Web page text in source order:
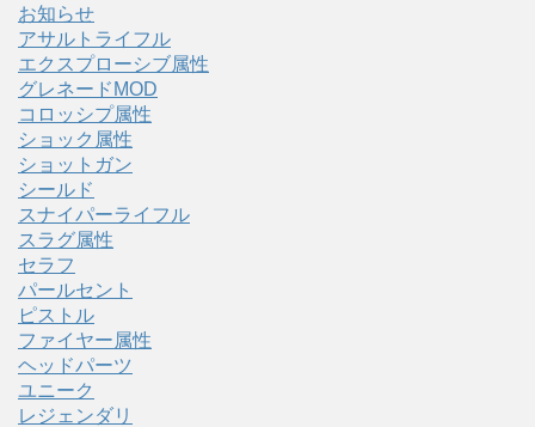
お知らせ
アサルトライフル
エクスプローシブ属性
グレネードMOD
コロッシプ属性
ショック属性
ショットガン
シールド
スナイパーライフル
スラグ属性
セラフ
パールセント
ピストル
ファイヤー属性
ヘッドパーツ
ユニーク
レジェンダリ